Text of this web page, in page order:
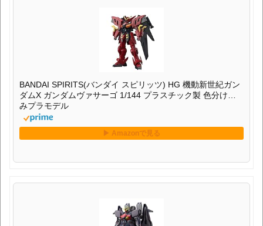
BANDAI SPIRITS(バンダイ スピリッツ) HG 機動新世紀ガン
ダムX ガンダムヴァサーゴ 1/144 プラスチック製 色分け済
みプラモデル